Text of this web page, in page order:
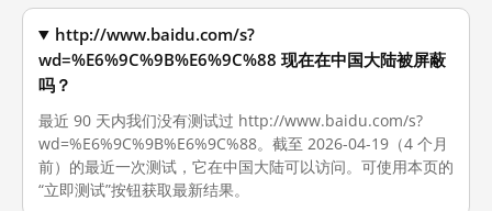
http://www.baidu.com/s?
wd=%E6%9C%9B%E6%9C%88 现在在中国大陆被屏蔽
吗？
最近 90 天内我们没有测试过 http://www.baidu.com/s?
wd=%E6%9C%9B%E6%9C%88。截至 2026-04-19（4 个月
前）的最近一次测试，它在中国大陆可以访问。可使用本页的
“立即测试”按钮获取最新结果。